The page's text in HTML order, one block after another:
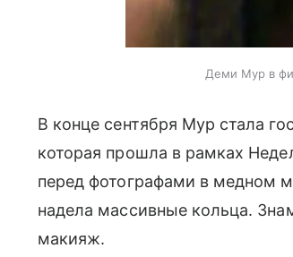
Деми Мур в
В конце сентября Мур стала
которая прошла в рамках
перед фотографами в медном
надела массивные кольца.
макияж.